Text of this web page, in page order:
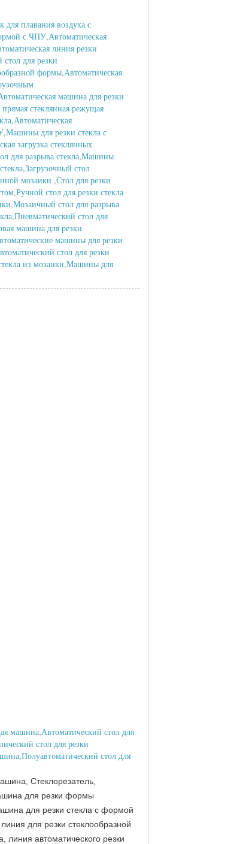
для плавания воздуха с
с ЧПУ,Автоматическая
линия резки
для резки
формы,Автоматическая
машина для резки
стеклянная режущая
,Автоматическая
,Машины для резки стекла с
загрузка стеклянных
для разрыва стекла,Машины
,Загрузочный стол
мозаики ,Стол для резки
,Ручной стол для резки стекла
,Мозаичный стол для разрыва
,Пневматический стол для
машина для резки
машины для резки
стол для резки
из мозаики,Машины для
машина,Автоматический стол для
стол для резки
,Полуавтоматический стол для
Стеклорезатель,
для резки формы
для резки стекла с формой
для резки стеклообразной
линия автоматического резки